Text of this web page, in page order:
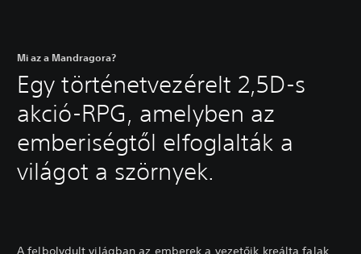
Mi az a Mandragora?
Egy történetvezérelt 2,5D-s
akció-RPG, amelyben az
emberiségtől elfoglalták a
világot a szörnyek.
A felbolydult világban az emberek a vezetőik kreálta falak